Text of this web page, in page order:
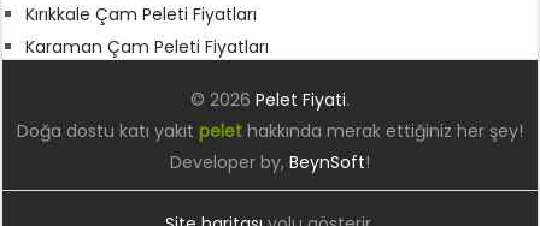
Kırıkkale Çam Peleti Fiyatları
Karaman Çam Peleti Fiyatları
© 2026 Pelet Fiyati.
Doğa dostu katı yakıt pelethakkında merak ettiğiniz her şey!
Developer by, BeynSoft!